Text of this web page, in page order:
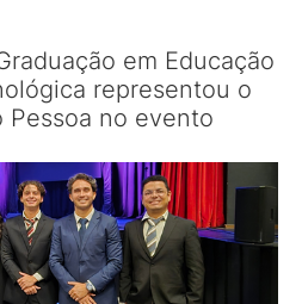
em Educação
representou o
Pessoa no evento